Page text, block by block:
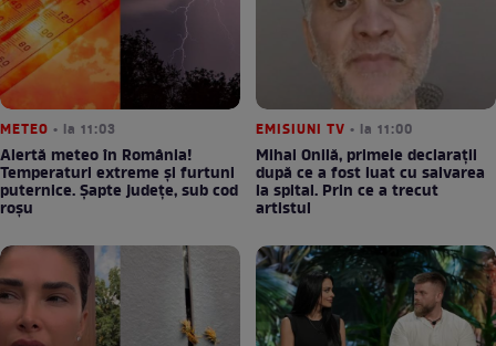
METEO • la 11:03
Alertă meteo în România!
Temperaturi extreme și furtuni
puternice. Șapte județe, sub cod
roșu
EMISIUNI TV • la 11:00
Mihai Onilă, primele declarații
după ce a fost luat cu salvarea
la spital. Prin ce a trecut
artistul